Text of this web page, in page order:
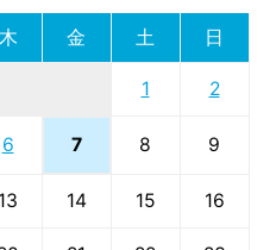
木 金 土 日
1 2
6 7 8 9
13 14 15 16